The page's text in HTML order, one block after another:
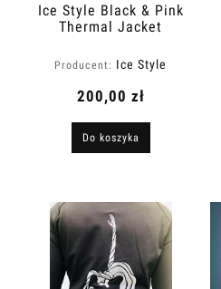
Ice Style Black & Pink
Thermal Jacket
Producent: Ice Style
200,00 zł
Do koszyka